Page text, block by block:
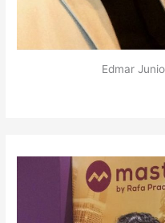
Edmar